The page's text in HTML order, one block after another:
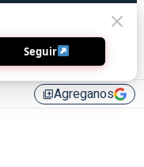
library_addAgreganos
Seguir